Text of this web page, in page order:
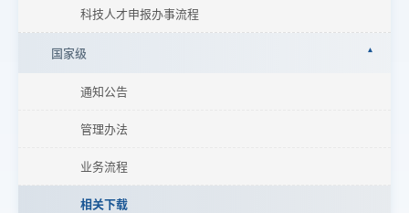
科技人才申报办事流程
国家级
通知公告
管理办法
业务流程
相关下载